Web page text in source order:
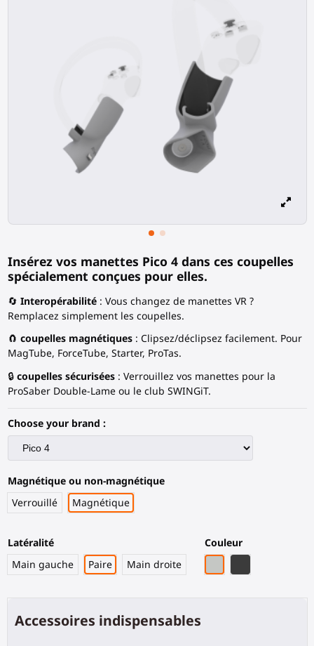
Insérez vos manettes Pico 4 dans ces coupelles
spécialement conçues pour elles.
🔄 Interopérabilité: Vous changez de manettes VR ?
Remplacez simplement les coupelles.
🧲 coupelles magnétiques: Clipsez/déclipsez facilement. Pour
MagTube, ForceTube, Starter, ProTas.
🔒 coupelles sécurisées: Verrouillez vos manettes pour la
ProSaber Double-Lame ou le club SWINGiT.
Choose your brand :
Magnétique ou non-magnétique
Verrouillé
Magnétique
Latéralité
Main gauche
Paire Main droite
Couleur
Accessoires indispensables